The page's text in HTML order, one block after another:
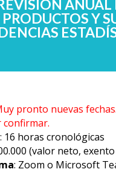
ANUAL
PRODUCTOS Y
pronto nuevas fechas.
confirmar.
: 16 horas cronológicas
(valor neto, exento
: Zoom o Microsoft